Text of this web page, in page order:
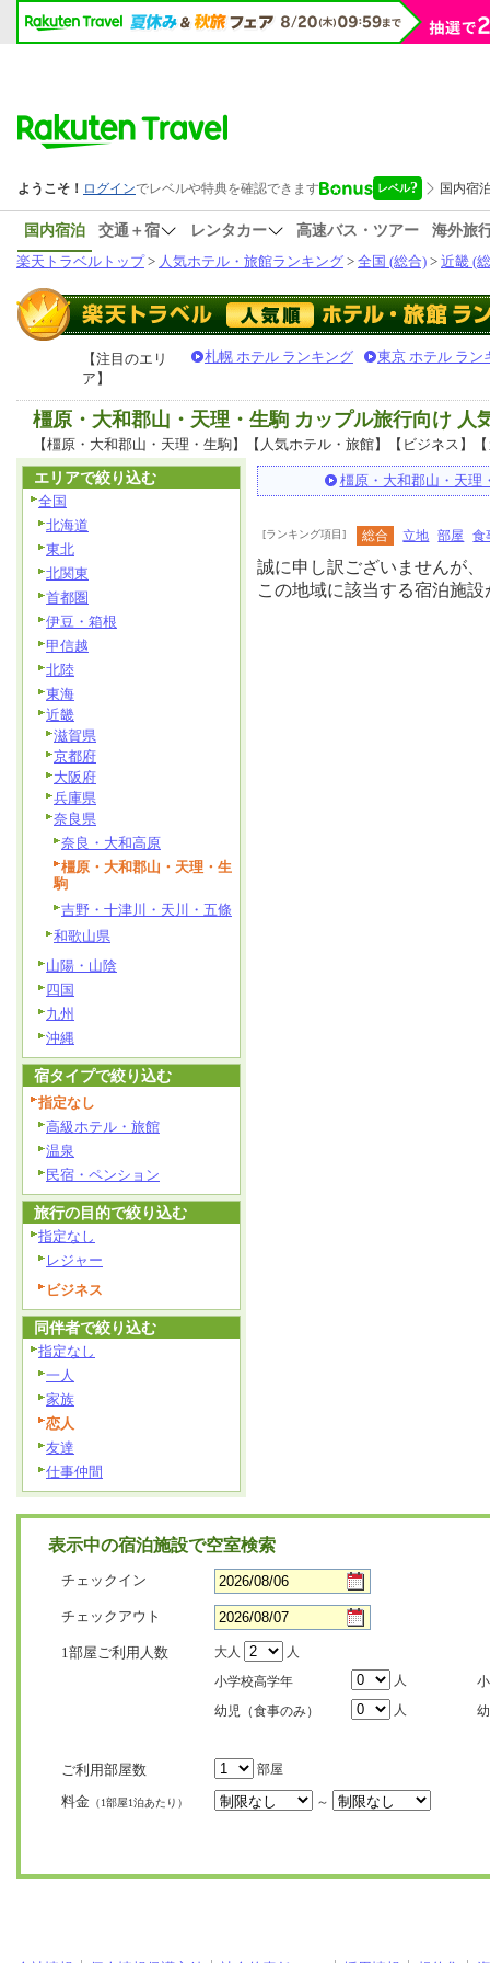
国内宿泊 交通＋宿 レンタカー 高速バス・ツアー
海外旅
楽天トラベルトップ> 人気ホテル・旅館ランキング > 全国 (総合) > 近畿 (
【注目のエリ
ア】
札幌 ホテル ランキング 東京 ホテル ラン
橿原・大和郡山・天理・生駒 カップル旅行向け
【橿原・大和郡山・天理・生駒】【人気ホテル・旅館】【ビジネス】
橿原・大和郡山・天理
[ランキング項目] 総合 立地 部屋 食
誠に申し訳ございませんが、
この地域に該当する宿泊施
エリアで絞り込む
全国
北海道
東北
北関東
首都圏
伊豆・箱根
甲信越
北陸
東海
近畿
滋賀県
京都府
大阪府
兵庫県
奈良県
奈良・大和高原
橿原・大和郡山・天理・生
駒
吉野・十津川・天川・五條
和歌山県
山陽・山陰
四国
九州
沖縄
宿タイプで絞り込む
指定なし
高級ホテル・旅館
温泉
民宿・ペンション
旅行の目的で絞り込む
指定なし
レジャー
ビジネス
同伴者で絞り込む
指定なし
一人
家族
恋人
友達
仕事仲間
表示中の宿泊施設で空室検索
チェックイン
チェックアウト
1部屋ご利用人数 大人
人
小学校高学年
人
幼児（食事のみ）
人
ご利用部屋数 部屋
料金 （1部屋1泊あたり） ～